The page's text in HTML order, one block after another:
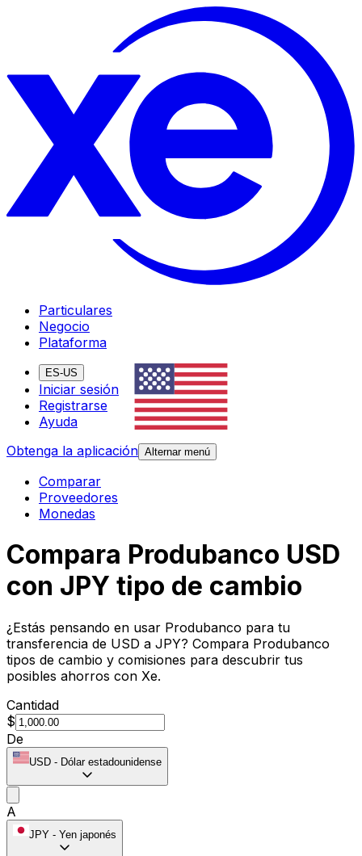
Particulares
Negocio
Plataforma
ES-US
Iniciar sesión
Registrarse
Ayuda
Obtenga la aplicación Alternar menú
Comparar
Proveedores
Monedas
Compara Produbanco USD
con JPY tipo de cambio
¿Estás pensando en usar Produbanco para tu
transferencia de USD a JPY? Compara Produbanco
tipos de cambio y comisiones para descubrir tus
posibles ahorros con Xe.
Cantidad
$
De
USD - Dólar estadounidense
A
JPY - Yen japonés